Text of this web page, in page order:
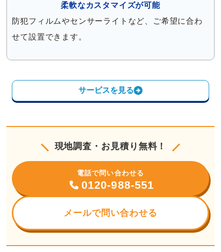
柔軟なカスタマイズが可能
防犯フィルムやセンサーライトなど、ご希望に合わ
せて設置できます。
サービスを見る
現地調査・お見積り無料！
電話で問い合わせる
0120-988-551
メールで問い合わせる